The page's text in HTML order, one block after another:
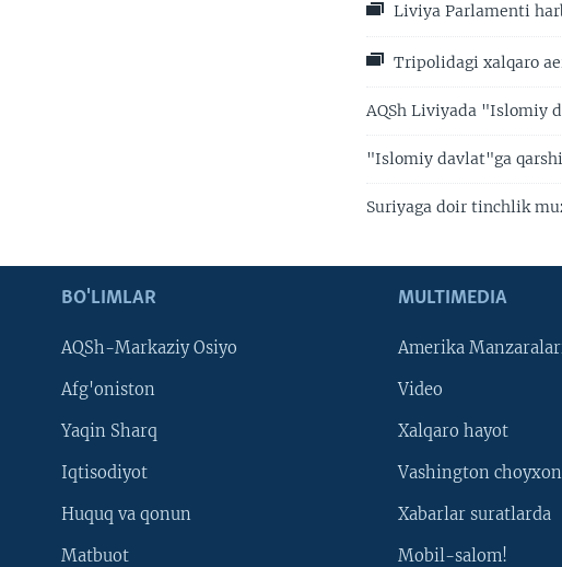
Liviya Parlamenti
Tripolidagi xalqaro
AQSh Liviyada "Islomiy
"Islomiy davlat"ga
Suriyaga doir tinchlik
BO'LIMLAR
AQSh-Markaziy Osiyo
Afg'oniston
Yaqin Sharq
Iqtisodiyot
Huquq va qonun
Matbuot
MULTIMEDIA
Amerika
Video
Xalqaro hayot
Vashington
Xabarlar suratlarda
Mobil-salom!